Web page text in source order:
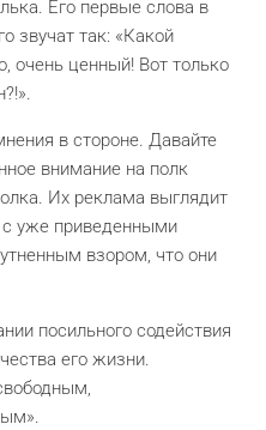
Его первые слова в
звучат так: «Какой
очень ценный! Вот только
в стороне. Давайте
внимание на полк
Их реклама выглядит
уже приведенными
взором, что они
посильного содействия
его жизни.